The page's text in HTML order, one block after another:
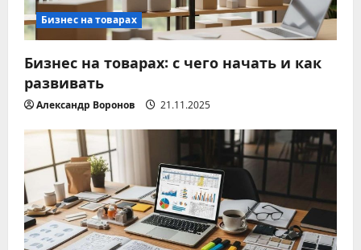
з
а
п
и
с
я
м
Бизнес на товарах
Бизнес на товарах: с чего начать и как
развивать
Александр Воронов 21.11.2025